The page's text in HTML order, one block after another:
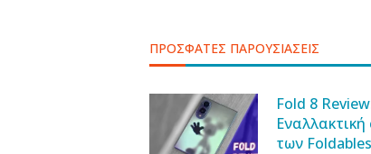
ΠΡΟΣΦΑΤΕΣ ΠΑΡΟΥΣΙΑΣΕΙΣ
Fold 8
των Foldables